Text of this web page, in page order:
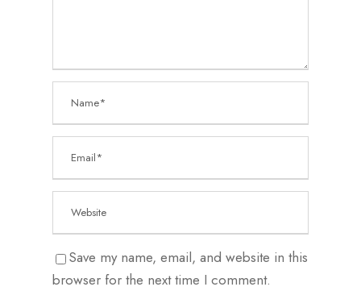
Save my name, email, and website in this
browser for the next time I comment.